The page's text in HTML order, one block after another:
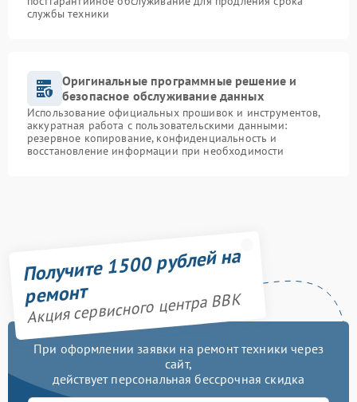
службы техники
Оригинальные программные решение и
безопасное обслуживание данных
Использование официальных прошивок и инструментов,
аккуратная работа с пользовательскими данными:
резервное копирование, конфиденциальность и
восстановление информации при необходимости
Получите 1500 рублей на
ремонт
Акция сервисного центра BBK
При оформлении заявки на ремонт техники через
сайт,
действует персональная бессрочная скидка